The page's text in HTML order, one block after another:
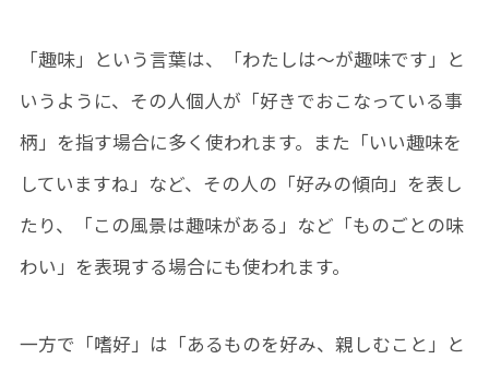
「趣味」という言葉は、「わたしは〜が趣味です」と
いうように、その人個人が「好きでおこなっている事
柄」を指す場合に多く使われます。また「いい趣味を
していますね」など、その人の「好みの傾向」を表し
たり、「この風景は趣味がある」など「ものごとの味
わい」を表現する場合にも使われます。
一方で「嗜好」は「あるものを好み、親しむこと」と